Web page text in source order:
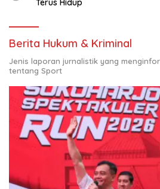
Terus Hidup
Berita Hukum & Kriminal
Jenis laporan jurnalistik yang
tentang Sport